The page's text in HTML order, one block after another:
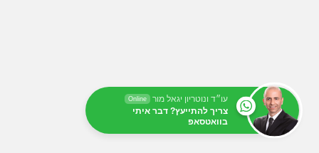
עו״ד ונוטריון יגאל מור Online
צריך להתייעץ? דבר איתי
בוואטסאפ